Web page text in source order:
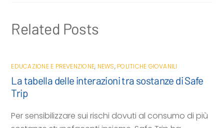
i
Related Posts
EDUCAZIONE E PREVENZIONE, NEWS, POLITICHE GIOVANILI
La tabella delle interazioni tra sostanze di Safe
Trip
Per sensibilizzare sui rischi dovuti al consumo di più